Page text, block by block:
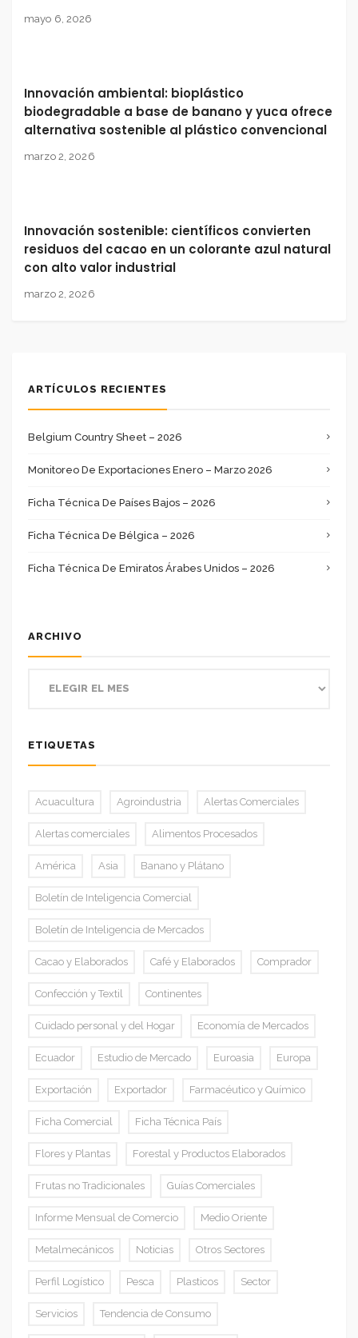
mayo 6, 2026
Innovación ambiental: bioplástico
biodegradable a base de banano y yuca ofrece
alternativa sostenible al plástico convencional
marzo 2, 2026
Innovación sostenible: científicos convierten
residuos del cacao en un colorante azul natural
con alto valor industrial
marzo 2, 2026
ARTÍCULOS RECIENTES
Belgium Country Sheet – 2026
Monitoreo De Exportaciones Enero – Marzo 2026
Ficha Técnica De Países Bajos – 2026
Ficha Técnica De Bélgica – 2026
Ficha Técnica De Emiratos Árabes Unidos – 2026
ARCHIVO
ETIQUETAS
Acuacultura Agroindustria Alertas Comerciales
Alertas comerciales Alimentos Procesados
América Asia Banano y Plátano
Boletín de Inteligencia Comercial
Boletín de Inteligencia de Mercados
Cacao y Elaborados Café y Elaborados Comprador
Confección y Textil Continentes
Cuidado personal y del Hogar Economía de Mercados
Ecuador Estudio de Mercado Euroasia Europa
Exportación Exportador Farmacéutico y Químico
Ficha Comercial Ficha Técnica País
Flores y Plantas Forestal y Productos Elaborados
Frutas no Tradicionales Guías Comerciales
Informe Mensual de Comercio Medio Oriente
Metalmecánicos Noticias Otros Sectores
Perfil Logístico Pesca Plasticos Sector
Servicios Tendencia de Consumo